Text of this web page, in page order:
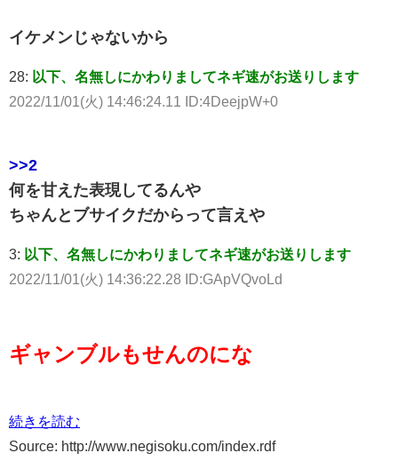
イケメンじゃないから
28: 以下、名無しにかわりましてネギ速がお送りします
2022/11/01(火) 14:46:24.11 ID:4DeejpW+0
>>2
何を甘えた表現してるんや
ちゃんとブサイクだからって言えや
3: 以下、名無しにかわりましてネギ速がお送りします
2022/11/01(火) 14:36:22.28 ID:GApVQvoLd
ギャンブルもせんのにな
続きを読む
Source: http://www.negisoku.com/index.rdf